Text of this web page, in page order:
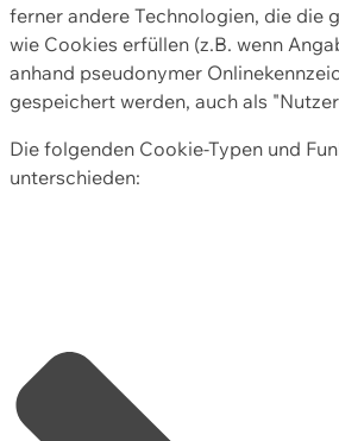
ferner andere Technologien, die die
wie Cookies erfüllen (z.B. wenn
anhand pseudonymer
gespeichert werden, auch als
Die folgenden Cookie-Typen und
unterschieden: